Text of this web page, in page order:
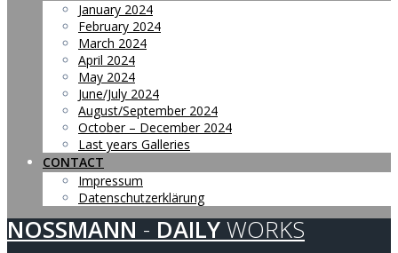
January 2024
February 2024
March 2024
April 2024
May 2024
June/July 2024
August/September 2024
October – December 2024
Last years Galleries
CONTACT
Impressum
Datenschutzerklärung
NOSSMANN - DAILY WORKS